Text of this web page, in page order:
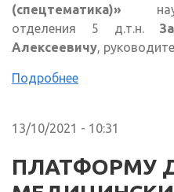
(спецтематика)»
отделения 5 д.т.н.
Алексеевичу,
Подробнее
13/10/2021 - 10:31
ПЛАТФОРМУ